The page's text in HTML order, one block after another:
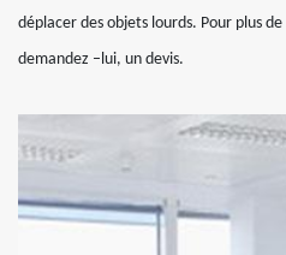
déplacer des objets lourds. Pour plus
demandez –lui, un devis.